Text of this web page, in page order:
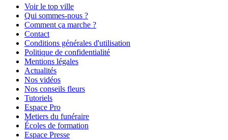
Voir le top ville
Qui sommes-nous ?
Comment ça marche ?
Contact
Conditions générales d'utilisation
Politique de confidentialité
Mentions légales
Actualités
Nos vidéos
Nos conseils fleurs
Tutoriels
Espace Pro
Metiers du funéraire
Écoles de formation
Espace Presse